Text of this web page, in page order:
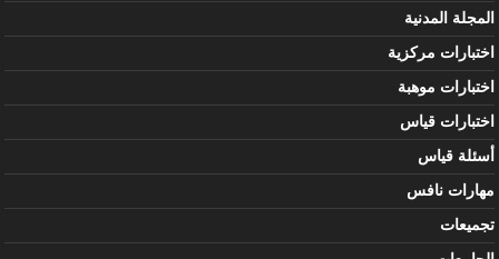
المجلة المدنية
اختبارات مركزية
اختبارات موهبة
اختبارات قياس
أسئلة قياس
مهارات نافس
تجميعات